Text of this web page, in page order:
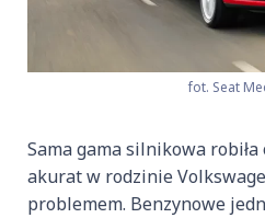
fot. Seat
Sama gama silnikowa
akurat w rodzinie
problemem. Benzynowe